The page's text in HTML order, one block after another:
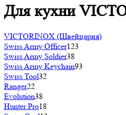
Для кухни
VICTORINOX (Швейцария)
Swiss Army Officer123
Swiss Army Soldier38
Swiss Army Keychain93
Swiss Tool32
Ranger22
Evolution38
Hunter Pro18